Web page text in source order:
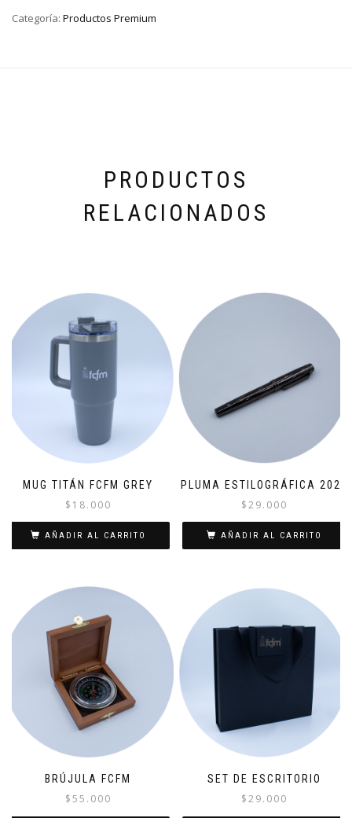
Categoría: Productos Premium
PRODUCTOS
RELACIONADOS
MUG TITÁN FCFM GREY
$ 18.000
AÑADIR AL CARRITO
PLUMA ESTILOGRÁFICA 2026
$29.000
AÑADIR AL CARRITO
BRÚJULA FCFM
$55.000
SET DE ESCRITORIO
$29.000